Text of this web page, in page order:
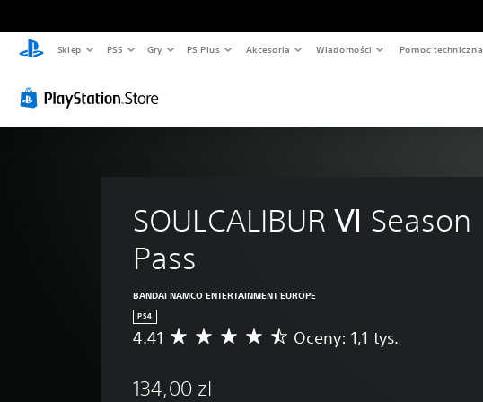
Sklep PS5 Gry PS Plus Akcesoria Wiadomości Pomoc techniczna
SOULCALIBUR Ⅵ Season
Pass
BANDAI NAMCO ENTERTAINMENT EUROPE
PS4
Ś
d
4.41 Oceny: 1,1 tys.
134,00 zl